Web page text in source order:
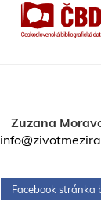
Zuzana
Facebook stránka